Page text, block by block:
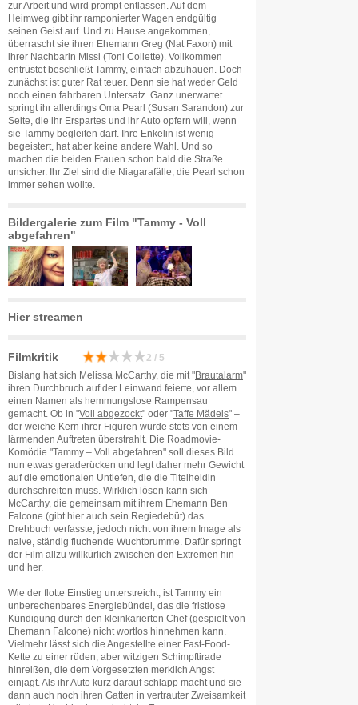
zur Arbeit und wird prompt entlassen. Auf dem
Heimweg gibt ihr ramponierter Wagen endgültig
seinen Geist auf. Und zu Hause angekommen,
überrascht sie ihren Ehemann Greg (Nat Faxon) mit
ihrer Nachbarin Missi (Toni Collette). Vollkommen
entrüstet beschließt Tammy, einfach abzuhauen. Doch
zunächst ist guter Rat teuer. Denn sie hat weder Geld
noch einen fahrbaren Untersatz. Ganz unerwartet
springt ihr allerdings Oma Pearl (Susan Sarandon) zur
Seite, die ihr Erspartes und ihr Auto opfern will, wenn
sie Tammy begleiten darf. Ihre Enkelin ist wenig
begeistert, hat aber keine andere Wahl. Und so
machen die beiden Frauen schon bald die Straße
unsicher. Ihr Ziel sind die Niagarafälle, die Pearl schon
immer sehen wollte.
Bildergalerie zum Film "Tammy - Voll
abgefahren"
Hier streamen
Filmkritik 2 / 5
Bislang hat sich Melissa McCarthy, die mit "Brautalarm"
ihren Durchbruch auf der Leinwand feierte, vor allem
einen Namen als hemmungslose Rampensau
gemacht. Ob in "Voll abgezockt" oder "Taffe Mädels" –
der weiche Kern ihrer Figuren wurde stets von einem
lärmenden Auftreten überstrahlt. Die Roadmovie-
Komödie "Tammy – Voll abgefahren" soll dieses Bild
nun etwas geraderücken und legt daher mehr Gewicht
auf die emotionalen Untiefen, die die Titelheldin
durchschreiten muss. Wirklich lösen kann sich
McCarthy, die gemeinsam mit ihrem Ehemann Ben
Falcone (gibt hier auch sein Regiedebüt) das
Drehbuch verfasste, jedoch nicht von ihrem Image als
naive, ständig fluchende Wuchtbrumme. Dafür springt
der Film allzu willkürlich zwischen den Extremen hin
und her.
Wie der flotte Einstieg unterstreicht, ist Tammy ein
unberechenbares Energiebündel, das die fristlose
Kündigung durch den kleinkarierten Chef (gespielt von
Ehemann Falcone) nicht wortlos hinnehmen kann.
Vielmehr lässt sich die Angestellte einer Fast-Food-
Kette zu einer rüden, aber witzigen Schimpftirade
hinreißen, die dem Vorgesetzten merklich Angst
einjagt. Als ihr Auto kurz darauf schlapp macht und sie
dann auch noch ihren Gatten in vertrauter Zweisamkeit